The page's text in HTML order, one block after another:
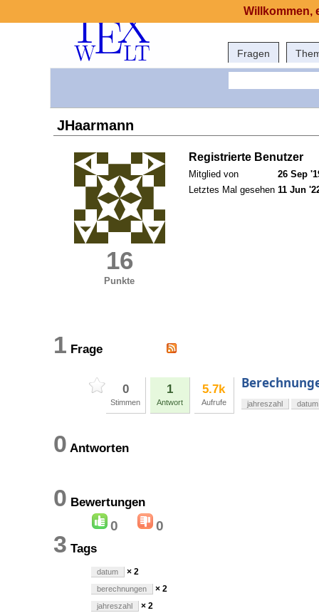
Fragen
JHaarmann
16
Punkte
Registrierte Benutzer
Mitglied von
26 Sep
Letztes Mal gesehen 11 Jun
1 Frage
0
Stimmen
1
Antwort
5.7k
Aufrufe jahreszahl datum
0 Antworten
0 Bewertungen
0 0
3 Tags
datum × 2
berechnungen × 2
jahreszahl × 2
Willkommen,